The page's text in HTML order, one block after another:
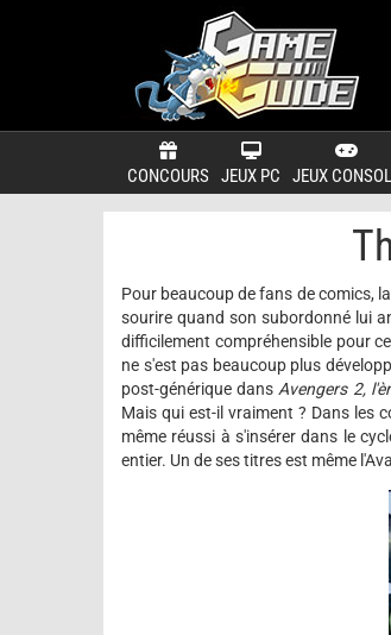
CONCOURS JEUX PC JEUX
Pour beaucoup de fans de comics,
sourire quand son subordonné lui
difficilement compréhensible pour
ne s'est pas beaucoup plus
post-générique dans Avengers 2,
Mais qui est-il vraiment ? Dans les
même réussi à s'insérer dans le
entier. Un de ses titres est même